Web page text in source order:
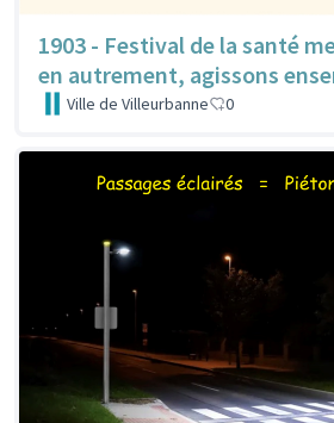
1903 - Festival de la santé
en autrement, agissons
Ville de Villeurbanne 0